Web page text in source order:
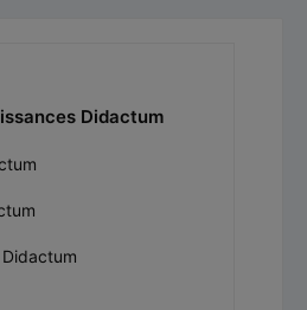
Didactum